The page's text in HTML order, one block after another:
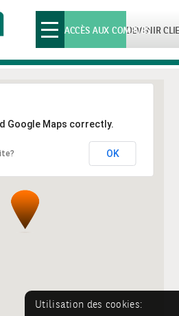
Toggle
navigationDEVENIR
ACCÈS AUX COMPTES
Google Maps correctly.
OK
Utilisation des cookies: